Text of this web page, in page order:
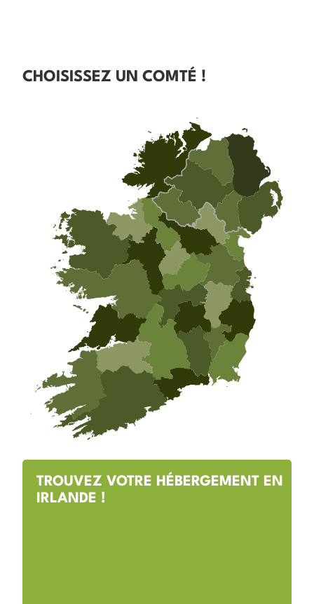
CHOISISSEZ UN COMTÉ !
TROUVEZ VOTRE HÉBERGEMENT EN
IRLANDE !